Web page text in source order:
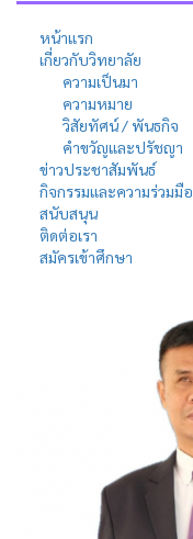
หน้าแรก
เกี่ยวกับวิทยาลัย
ความเป็นมา
ความหมาย
วิสัยทัศน์ / พันธกิจ
คำขวัญและปรัชญา
ข่าวประชาสัมพันธ์
กิจกรรมและความร่วมมือ
สนับสนุน
ติดต่อเรา
สมัครเข้าศึกษา